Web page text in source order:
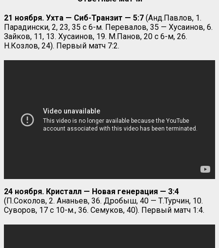
21 ноября. Ухта — Сиб-Транзит — 5:7 (Анд.Павлов, 1.
Парадински, 2, 23, 35 с 6-м. Перевалов, 35 — Хусаинов, 6.
Зайков, 11, 13. Хусаинов, 19. М.Панов, 20 с 6-м, 26.
Н.Козлов, 24). Первый матч 7:2.
24 ноября. Кристалл — Новая генерация — 3:4
(П.Соколов, 2. Ананьев, 36. Дробыш, 40 — Т.Турчин, 10.
Суворов, 17 с 10-м., 36. Семуков, 40). Первый матч 1:4.